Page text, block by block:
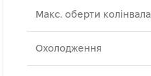
Макс. оберти колінвала
Охолодження